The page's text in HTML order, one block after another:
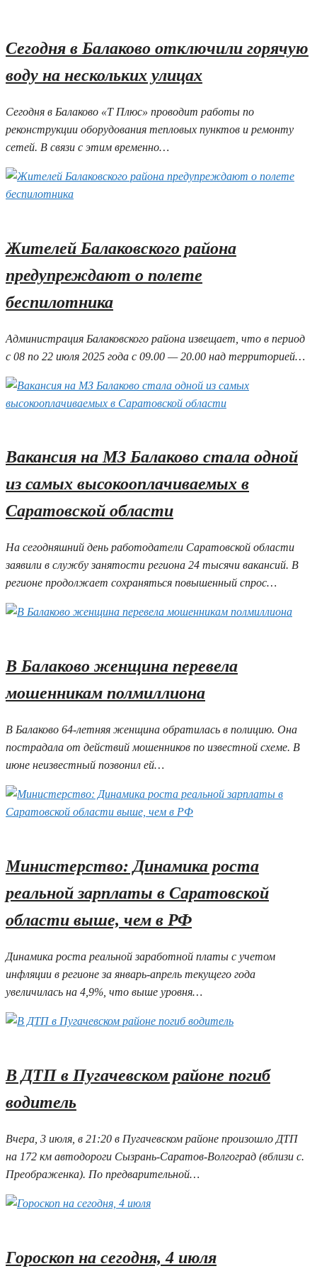
Сегодня в Балаково отключили горячую
воду на нескольких улицах
Сегодня в Балаково «Т Плюс» проводит работы по
реконструкции оборудования тепловых пунктов и ремонту
сетей. В связи с этим временно…
Жителей Балаковского района
предупреждают о полете
беспилотника
Администрация Балаковского района извещает, что в период
с 08 по 22 июля 2025 года с 09.00 — 20.00 над территорией…
Вакансия на МЗ Балаково стала одной
из самых высокооплачиваемых в
Саратовской области
На сегодняшний день работодатели Саратовской области
заявили в службу занятости региона 24 тысячи вакансий. В
регионе продолжает сохраняться повышенный спрос…
В Балаково женщина перевела
мошенникам полмиллиона
В Балаково 64-летняя женщина обратилась в полицию. Она
пострадала от действий мошенников по известной схеме. В
июне неизвестный позвонил ей…
Министерство: Динамика роста
реальной зарплаты в Саратовской
области выше, чем в РФ
Динамика роста реальной заработной платы с учетом
инфляции в регионе за январь-апрель текущего года
увеличилась на 4,9%, что выше уровня…
В ДТП в Пугачевском районе погиб
водитель
Вчера, 3 июля, в 21:20 в Пугачевском районе произошло ДТП
на 172 км автодороги Сызрань-Саратов-Волгоград (вблизи с.
Преображенка). По предварительной…
Гороскоп на сегодня, 4 июля